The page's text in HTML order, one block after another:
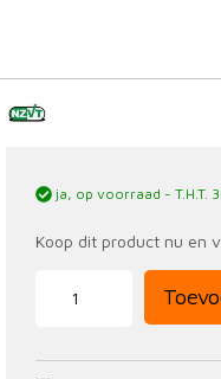
ja, op voorraad - T.H.T.
Koop dit product nu en
3000